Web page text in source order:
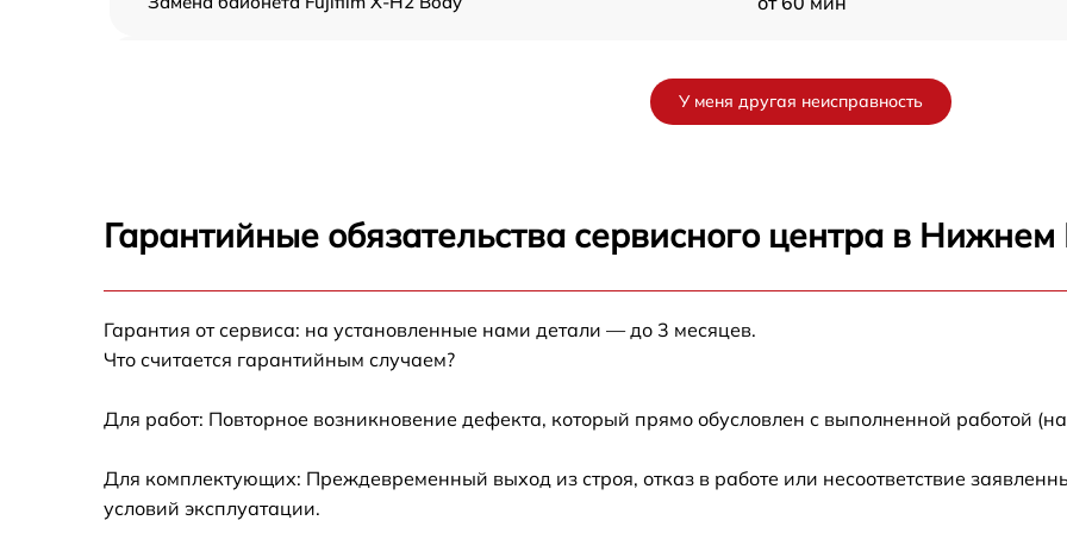
Замена затвора Fujifilm X-H2 Body
Body
У меня другая неисправность
Гарантийные обязательства сервисного центра в
Гарантия от сервиса: на установленные нами детали — до 3 месяцев.
Что считается гарантийным случаем?
Для работ: Повторное возникновение дефекта, который прямо обусловлен с выполненной работой
Для комплектующих: Преждевременный выход из строя, отказ в работе или несоответствие
условий эксплуатации.